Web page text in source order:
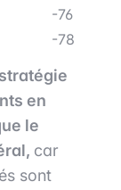
-76
-78
en
le
car
sont